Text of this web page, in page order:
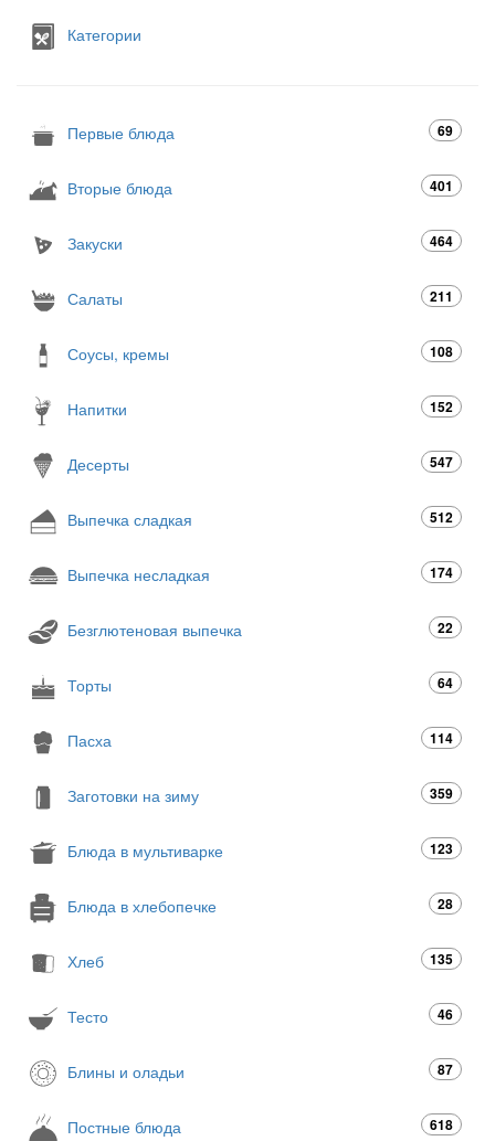
Категории
Первые блюда 69
Вторые блюда 401
Закуски 464
Салаты 211
Соусы, кремы 108
Напитки 152
Десерты 547
Выпечка сладкая 512
Выпечка несладкая 174
Безглютеновая выпечка 22
Торты 64
Пасха 114
Заготовки на зиму 359
Блюда в мультиварке 123
Блюда в хлебопечке 28
Хлеб 135
Тесто 46
Блины и оладьи 87
Постные блюда 618